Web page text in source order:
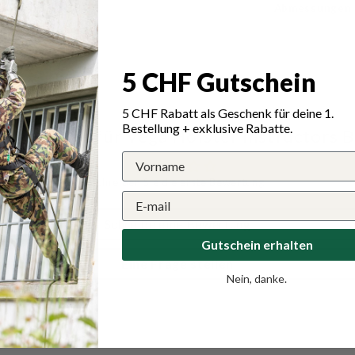
für Vega Holster Instructors
Schreiben Sie die erste Bewertung
Schreibe eine Bewertung
Eine Frage stellen
5 CHF Gutschein
5 CHF Rabatt als Geschenk für deine 1.
Bestellung + exklusive Rabatte.
Gutschein erhalten
Nein, danke.